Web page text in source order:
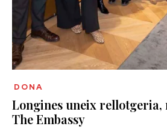
DONA
Longines uneix rellotgeria,
The Embassy